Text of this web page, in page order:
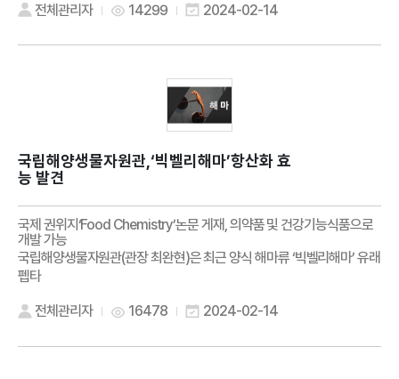
전체관리자 14299 2024-02-14
국립해양생물자원관,‘빅벨리해마’항산화 효
능 발견
국제 권위지‘Food Chemistry’논문 게재, 의약품 및 건강기능식품으로
개발 가능
국립해양생물자원관(관장 최완현)은 최근 양식 해마류 ‘빅벨리해마’ 유래
펩타
전체관리자 16478 2024-02-14